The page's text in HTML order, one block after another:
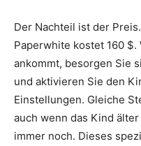
Der Nachteil ist der
Paperwhite kostet 160 $.
ankommt, besorgen Sie
und aktivieren Sie den
Einstellungen. Gleiche
auch wenn das Kind
immer noch. Dieses